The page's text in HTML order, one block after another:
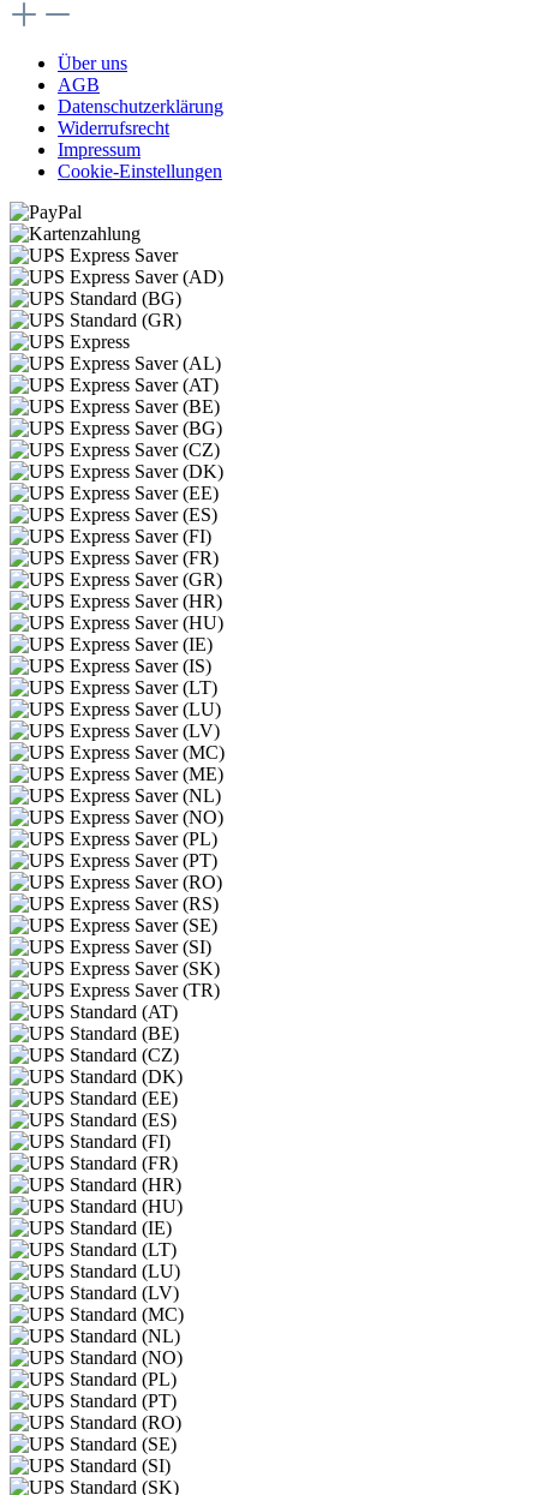
Über uns
AGB
Datenschutzerklärung
Widerrufsrecht
Impressum
Cookie-Einstellungen